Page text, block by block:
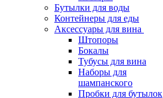
Бутылки для воды
Контейнеры для еды
Аксессуары для вина
Штопоры
Бокалы
Тубусы для вина
Наборы для
шампанского
Пробки для бутылок